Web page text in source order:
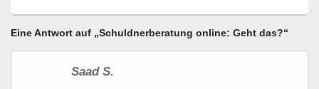
Eine Antwort auf „Schuldnerberatung online: Geht das?“
Saad S.